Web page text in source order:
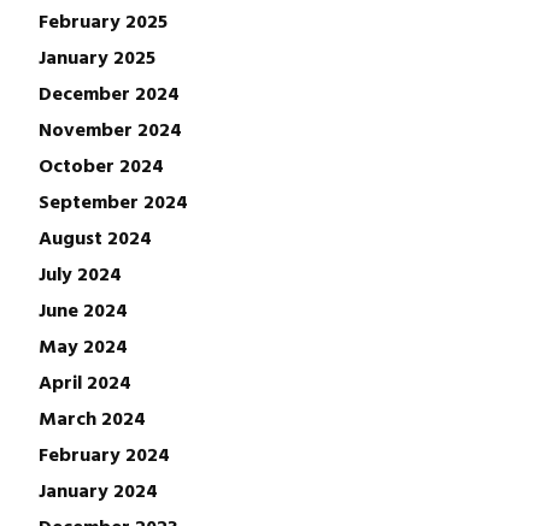
February 2025
January 2025
December 2024
November 2024
October 2024
September 2024
August 2024
July 2024
June 2024
May 2024
April 2024
March 2024
February 2024
January 2024